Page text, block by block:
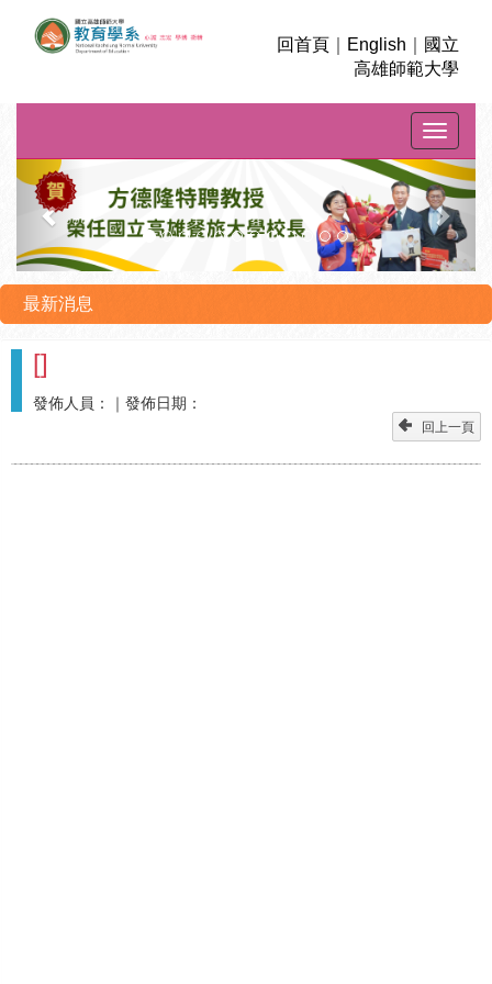
回首頁 English
國立
高雄師範大學
Toggle
上
一
則
下
一
則
最新消息
[]
發佈人員： ｜發佈日期：
回上一頁